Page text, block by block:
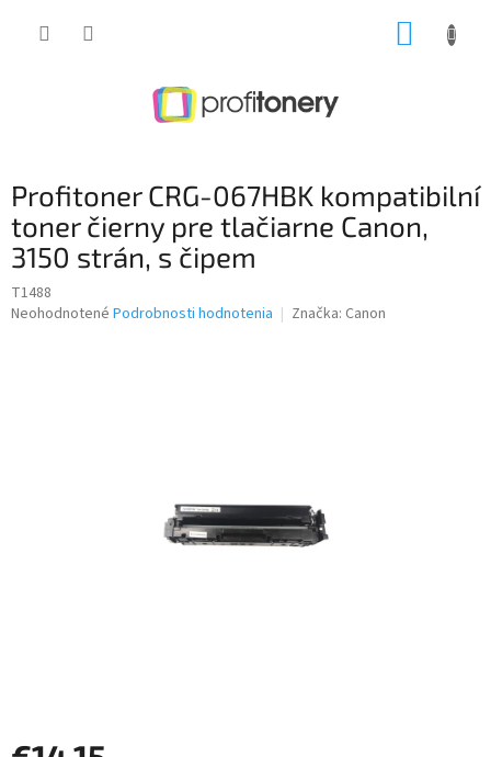
Profitoner CRG-067HBK kompatibilní
toner čierny pre tlačiarne Canon,
3150 strán, s čipem
T1488
Priemerné
Neohodnotené Podrobnosti hodnotenia Značka: Canon